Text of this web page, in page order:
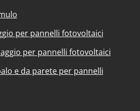
per pannelli fotovoltaici
per pannelli fotovoltaici
e da parete per pannelli